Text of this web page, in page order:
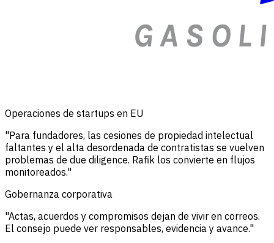
Operaciones de startups en EU
"Para fundadores, las cesiones de propiedad intelectual
faltantes y el alta desordenada de contratistas se vuelven
problemas de due diligence. Rafik los convierte en flujos
monitoreados."
Gobernanza corporativa
"Actas, acuerdos y compromisos dejan de vivir en correos.
El consejo puede ver responsables, evidencia y avance."